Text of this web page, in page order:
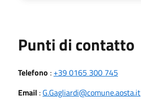
Punti di contatto
Telefono : +39 0165 300 745
Email : G.Gagliardi@comune.aosta.it